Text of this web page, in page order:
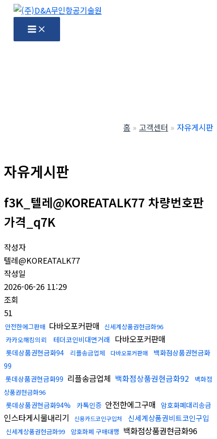
Main
Menu
홈 고객센터 자유게시판
자유게시판
f3K_텔레@KOREATALK77 차량번호판
가격_q7K
작성자
텔레@KOREATALK77
작성일
2026-06-26 11:29
조회
51
안전한에그판매 다바오포커판매
신세계상품권현금화96
카카오해킹의뢰
테더코인비대면거래 다바오포커판매
롯데상품권현금화94 리플송금업체 다바오포커판매
백화점상품권현금화
99
롯데상품권현금화99 리플송금업체 백화점상품권현금화92
백화점
상품권현금화96
롯데상품권현금화94% 카톡인증 안전한에그구매 암호화폐대리송금
인스타게시물내리기 신용카드코인구입처 신세계상품권비트코인구입
신세계상품권현금화99 암호화폐 구매대행 백화점상품권현금화96